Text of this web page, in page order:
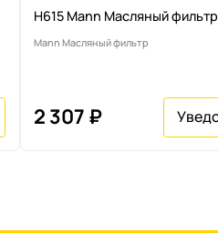
H615 Mann Масляный фильтр
Mann Масляный фильтр
2 307 ₽